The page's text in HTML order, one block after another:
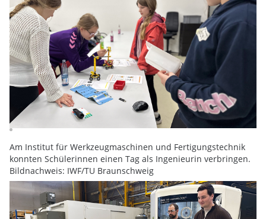
Am Institut für Werkzeugmaschinen und Fertigungstechnik
konnten Schülerinnen einen Tag als Ingenieurin verbringen.
Bildnachweis: IWF/TU Braunschweig